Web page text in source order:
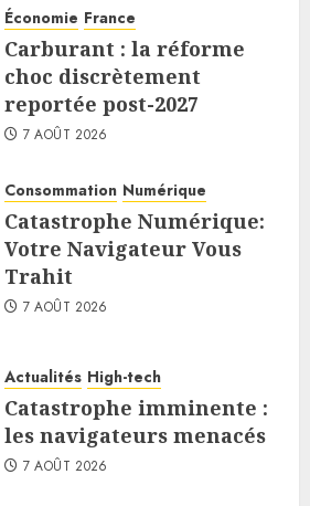
Économie France
Carburant : la réforme
choc discrètement
reportée post-2027
7 AOÛT 2026
Consommation Numérique
Catastrophe Numérique:
Votre Navigateur Vous
Trahit
7 AOÛT 2026
Actualités High-tech
Catastrophe imminente :
les navigateurs menacés
7 AOÛT 2026